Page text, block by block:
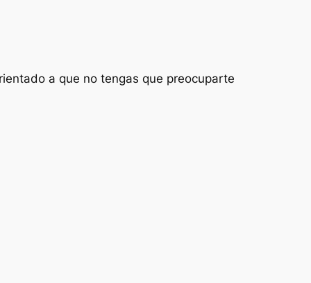
a que no tengas que preocuparte